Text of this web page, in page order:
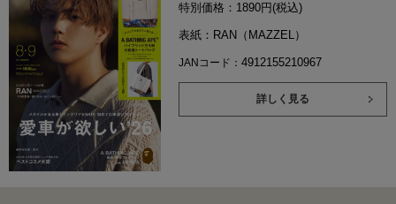
特別価格：1890円(税込)
表紙：RAN（MAZZEL）
JANコード： 4912155210967
詳しく見る